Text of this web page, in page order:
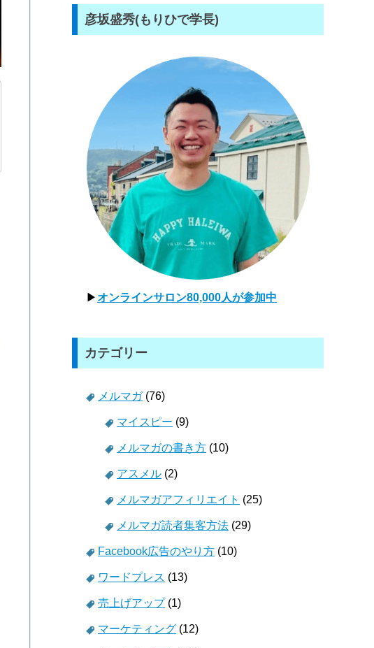
彦坂盛秀(もりひで学長)
▶オンラインサロン80,000人が参加中
カテゴリー
メルマガ(76)
マイスピー (9)
メルマガの書き方 (10)
アスメル (2)
メルマガアフィリエイト (25)
メルマガ読者集客方法 (29)
Facebook広告のやり方 (10)
ワードプレス (13)
売上げアップ(1)
マーケティング (12)